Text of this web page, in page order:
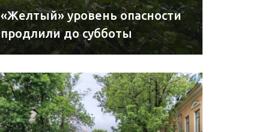
«Желтый» уровень опасности
продлили до субботы